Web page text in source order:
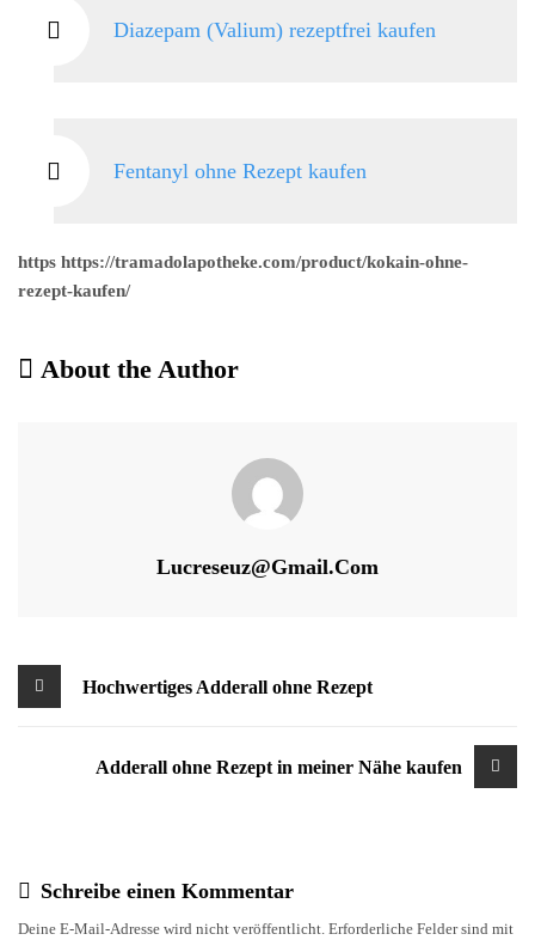
Diazepam (Valium) rezeptfrei kaufen
Fentanyl ohne Rezept kaufen
https https://tramadolapotheke.com/product/kokain-ohne-
rezept-kaufen/
About the Author
Lucreseuz@gmail.com
Beitragsnavigation
Hochwertiges Adderall ohne Rezept
Adderall ohne Rezept in meiner Nähe kaufen
Schreibe einen Kommentar
Deine E-Mail-Adresse wird nicht veröffentlicht. Erforderliche Felder sind mit